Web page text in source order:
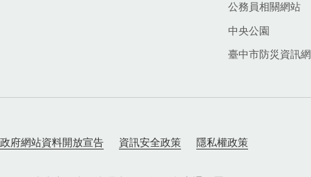
公務員相關網站
中央公園
臺中市防災資訊網
政府網站資料開放宣告 資訊安全政策 隱私權政策